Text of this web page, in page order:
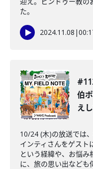
た。
2024.11.08 |
伯
え
10/24 (木)の放送では
インティさんをゲスト
という経緯や、お悩
に、旅の思い出なども